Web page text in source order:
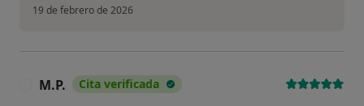
19 de febrero de 2026
M.P. Cita verificada